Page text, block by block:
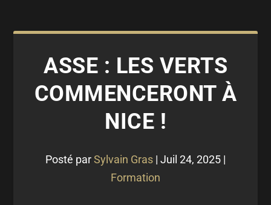
ASSE : LES VERTS
COMMENCERONT À
NICE !
Posté parSylvain Gras | Juil 24, 2025 |
Formation